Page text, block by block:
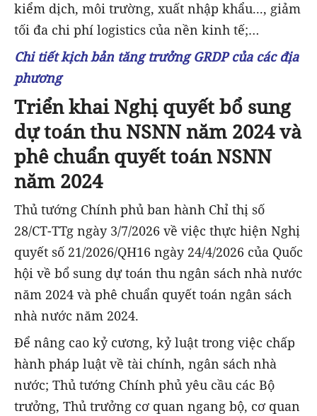
kiểm dịch, môi trường, xuất nhập khẩu..., giảm
tối đa chi phí logistics của nền kinh tế;…
Chi tiết kịch bản tăng trưởng GRDP của các địa
phương
Triển khai Nghị quyết bổ sung
dự toán thu NSNN năm 2024 và
phê chuẩn quyết toán NSNN
năm 2024
Thủ tướng Chính phủ ban hành Chỉ thị số
28/CT-TTg ngày 3/7/2026 về việc thực hiện Nghị
quyết số 21/2026/QH16 ngày 24/4/2026 của Quốc
hội về bổ sung dự toán thu ngân sách nhà nước
năm 2024 và phê chuẩn quyết toán ngân sách
nhà nước năm 2024.
Để nâng cao kỷ cương, kỷ luật trong việc chấp
hành pháp luật về tài chính, ngân sách nhà
nước; Thủ tướng Chính phủ yêu cầu các Bộ
trưởng, Thủ trưởng cơ quan ngang bộ, cơ quan